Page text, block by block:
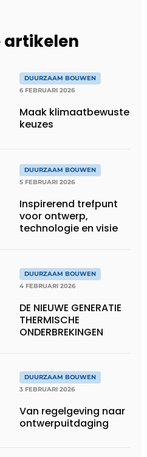
artikelen
DUURZAAM BOUWEN
6 FEBRUARI 2026
Maak klimaatbewuste
keuzes
DUURZAAM BOUWEN
5 FEBRUARI 2026
Inspirerend trefpunt
voor ontwerp,
technologie en visie
DUURZAAM BOUWEN
4 FEBRUARI 2026
DE NIEUWE GENERATIE
THERMISCHE
ONDERBREKINGEN
DUURZAAM BOUWEN
3 FEBRUARI 2026
Van regelgeving naar
ontwerpuitdaging